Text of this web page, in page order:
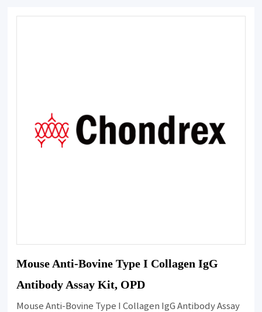
Mouse Anti-Bovine Type I Collagen IgG
Antibody Assay Kit, OPD
Mouse Anti-Bovine Type I Collagen IgG Antibody Assay